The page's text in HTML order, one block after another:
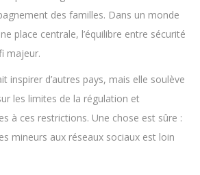
des familles. Dans un monde
place centrale, l’équilibre entre sécurité
majeur.
inspirer d’autres pays, mais elle soulève
les limites de la régulation et
à ces restrictions. Une chose est sûre :
mineurs aux réseaux sociaux est loin